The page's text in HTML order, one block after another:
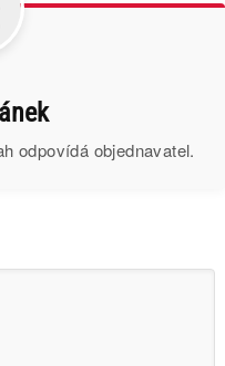
odpovídá objednavatel.